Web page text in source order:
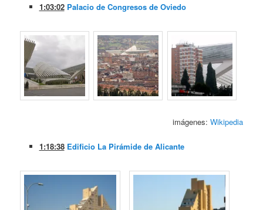
1:03:02 Palacio de Congresos de Oviedo
imágenes: Wikipedia
1:18:38 Edificio La Pirámide de Alicante